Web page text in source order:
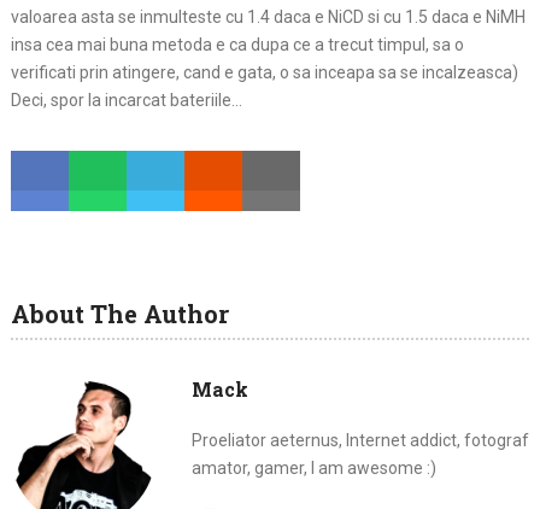
valoarea asta se inmulteste cu 1.4 daca e NiCD si cu 1.5 daca e NiMH
insa cea mai buna metoda e ca dupa ce a trecut timpul, sa o
verificati prin atingere, cand e gata, o sa inceapa sa se incalzeasca)
Deci, spor la incarcat bateriile…
About The Author
Mack
Proeliator aeternus, Internet addict, fotograf
amator, gamer, I am awesome :)